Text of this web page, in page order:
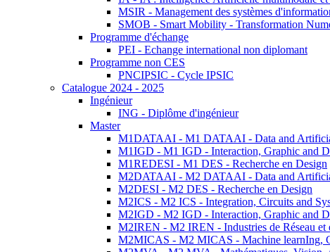
MSIR - Management des systèmes
SMOB - Smart Mobility - Transformation
Programme d'échange
PEI - Echange international non diplomant
Programme non CES
PNCIPSIC - Cycle IPSIC
Catalogue 2024 - 2025
Ingénieur
ING - Diplôme d'ingénieur
Master
M1DATAAI - M1 DATAAI - Data and
M1IGD - M1 IGD - Interaction, Graphic and
M1REDESI - M1 DES - Recherche en Design
M2DATAAI - M2 DATAAI - Data and
M2DESI - M2 DES - Recherche en Design
M2ICS - M2 ICS - Integration, Circuits and
M2IGD - M2 IGD - Interaction, Graphic and
M2IREN - M2 IREN - Industries de Réseau et
M2MICAS - M2 MICAS - Machine learnIng,